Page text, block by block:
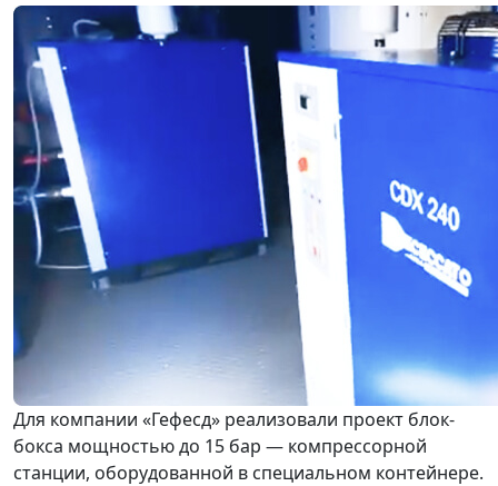
Для компании «Гефесд» реализовали проект блок-
бокса мощностью до 15 бар — компрессорной
станции, оборудованной в специальном контейнере.